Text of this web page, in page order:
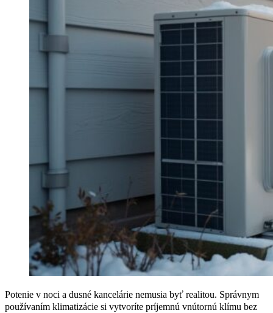
Potenie v noci a dusné kancelárie nemusia byť realitou. Správnym
používaním klimatizácie si vytvoríte príjemnú vnútornú klímu bez